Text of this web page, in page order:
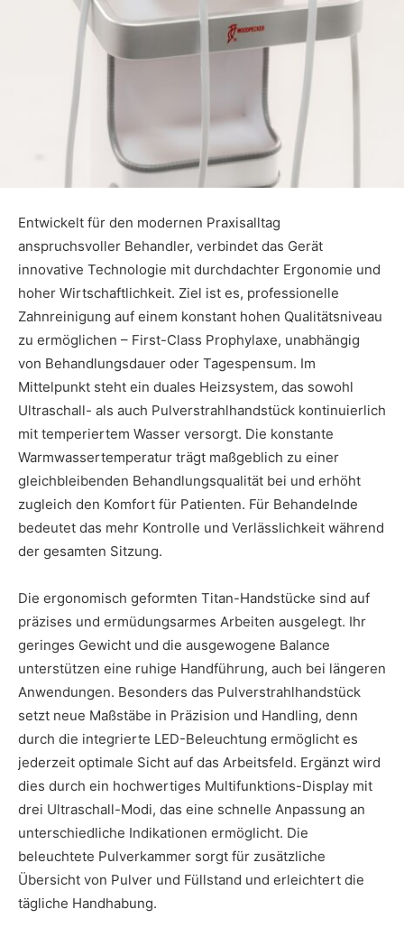
Entwickelt für den modernen Praxisalltag
anspruchsvoller Behandler, verbindet das Gerät
innovative Technologie mit durchdachter Ergonomie und
hoher Wirtschaftlichkeit. Ziel ist es, professionelle
Zahnreinigung auf einem konstant hohen Qualitätsniveau
zu ermöglichen – First-Class Prophylaxe, unabhängig
von Behandlungsdauer oder Tagespensum. Im
Mittelpunkt steht ein duales Heizsystem, das sowohl
Ultraschall- als auch Pulverstrahlhandstück kontinuierlich
mit temperiertem Wasser versorgt. Die konstante
Warmwassertemperatur trägt maßgeblich zu einer
gleichbleibenden Behandlungsqualität bei und erhöht
zugleich den Komfort für Patienten. Für Behandelnde
bedeutet das mehr Kontrolle und Verlässlichkeit während
der gesamten Sitzung.
Die ergonomisch geformten Titan-Handstücke sind auf
präzises und ermüdungsarmes Arbeiten ausgelegt. Ihr
geringes Gewicht und die ausgewogene Balance
unterstützen eine ruhige Handführung, auch bei längeren
Anwendungen. Besonders das Pulverstrahlhandstück
setzt neue Maßstäbe in Präzision und Handling, denn
durch die integrierte LED-Beleuchtung ermöglicht es
jederzeit optimale Sicht auf das Arbeitsfeld. Ergänzt wird
dies durch ein hochwertiges Multifunktions-Display mit
drei Ultraschall-Modi, das eine schnelle Anpassung an
unterschiedliche Indikationen ermöglicht. Die
beleuchtete Pulverkammer sorgt für zusätzliche
Übersicht von Pulver und Füllstand und erleichtert die
tägliche Handhabung.